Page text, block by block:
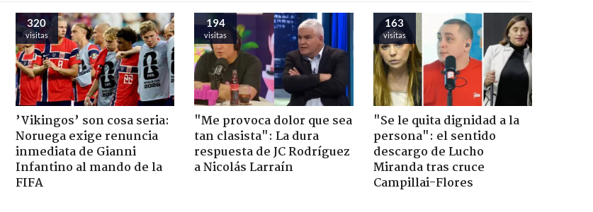
320
visitas
’Vikingos’ son cosa seria:
Noruega exige renuncia
inmediata de Gianni
Infantino al mando de la
FIFA
194
visitas
"Me provoca dolor que sea
tan clasista": La dura
respuesta de JC Rodríguez
a Nicolás Larraín
163
visitas
"Se le quita dignidad a la
persona": el sentido
descargo de Lucho
Miranda tras cruce
Campillai-Flores